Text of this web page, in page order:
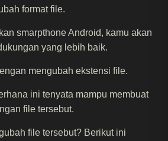
format file.
smarpthone Android, kamu akan
yang lebih baik.
mengubah ekstensi file.
ini tenyata mampu membuat
file tersebut.
file tersebut? Berikut ini